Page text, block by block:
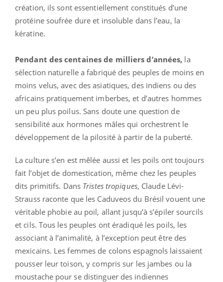
création, ils sont essentiellement constitués d’une
protéine soufrée dure et insoluble dans l’eau, la
kératine.
Pendant des centaines de milliers d’années, la
sélection naturelle a fabriqué des peuples de moins en
moins velus, avec des asiatiques, des indiens ou des
africains pratiquement imberbes, et d’autres hommes
un peu plus poilus. Sans doute une question de
sensibilité aux hormones mâles qui orchestrent le
développement de la pilosité à partir de la puberté.
La culture s’en est mêlée aussi et les poils ont toujours
fait l’objet de domestication, même chez les peuples
dits primitifs. Dans Tristes tropiques, Claude Lévi-
Strauss raconte que les Caduveos du Brésil vouent une
véritable phobie au poil, allant jusqu’à s’épiler sourcils
et cils. Tous les peuples ont éradiqué les poils, les
associant à l’animalité, à l’exception peut être des
mexicains. Les femmes de colons espagnols laissaient
pousser leur toison, y compris sur les jambes ou la
moustache pour se distinguer des indiennes